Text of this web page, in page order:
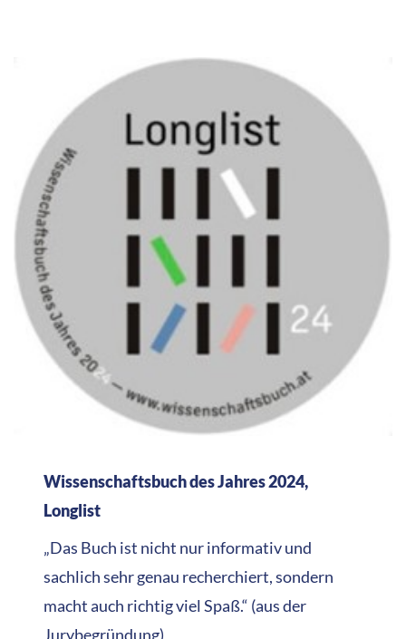
Wissenschaftsbuch des Jahres 2024,
Longlist
„Das Buch ist nicht nur informativ und
sachlich sehr genau recherchiert, sondern
macht auch richtig viel Spaß.“ (aus der
Jurybegründung)